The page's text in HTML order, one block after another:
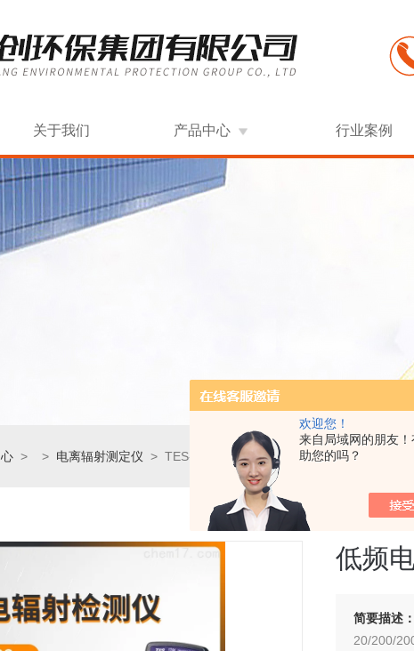
欢迎您！
来自局域网的朋友
助您的吗？
关于我们 产品中心 行业案例
> > 电离辐射测定仪 > TES-1393低频电辐射检测仪
低频
简要描述：
20/200/